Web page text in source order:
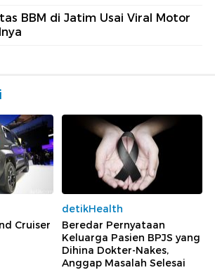
BBM di Jatim Usai Viral Motor
Cruiser
detikHealth
Beredar Pernyataan
Keluarga Pasien BPJS yang
Dihina Dokter-Nakes,
Anggap Masalah Selesai